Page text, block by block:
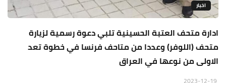
اخبار
ادارة متحف العتبة الحسينية تلبي دعوة رسمية لزيارة
متحف (اللوفر) وعددا من متاحف فرنسا في خطوة تعد
الاولى من نوعها في العراق